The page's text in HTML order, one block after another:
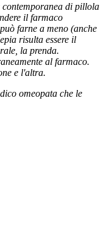
di pillola
il farmaco
farne a meno (anche
risulta essere il
la prenda.
al farmaco.
e l'altra.
omeopata che le